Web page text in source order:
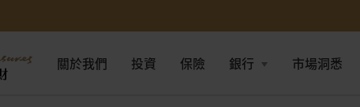
關於我們 投資 保險 銀行 市場洞悉